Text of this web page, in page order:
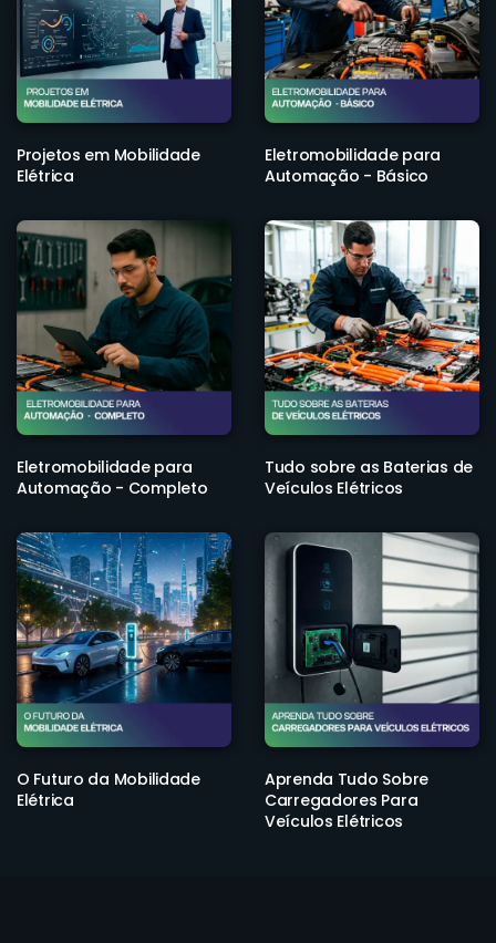
Projetos em Mobilidade
Elétrica
Eletromobilidade para
Automação - Básico
Eletromobilidade para
Automação - Completo
Tudo sobre as Baterias de
Veículos Elétricos
O Futuro da Mobilidade
Elétrica
Aprenda Tudo Sobre
Carregadores Para
Veículos Elétricos